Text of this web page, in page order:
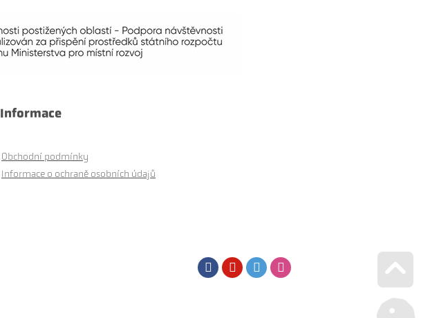
Informace
Obchodní podmínky
Informace o ochraně osobních údajů
FacebookYoutubeTwitter
Go